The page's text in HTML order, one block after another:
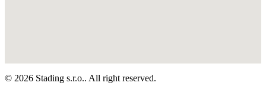
© 2026 Stading s.r.o.. All right reserved.